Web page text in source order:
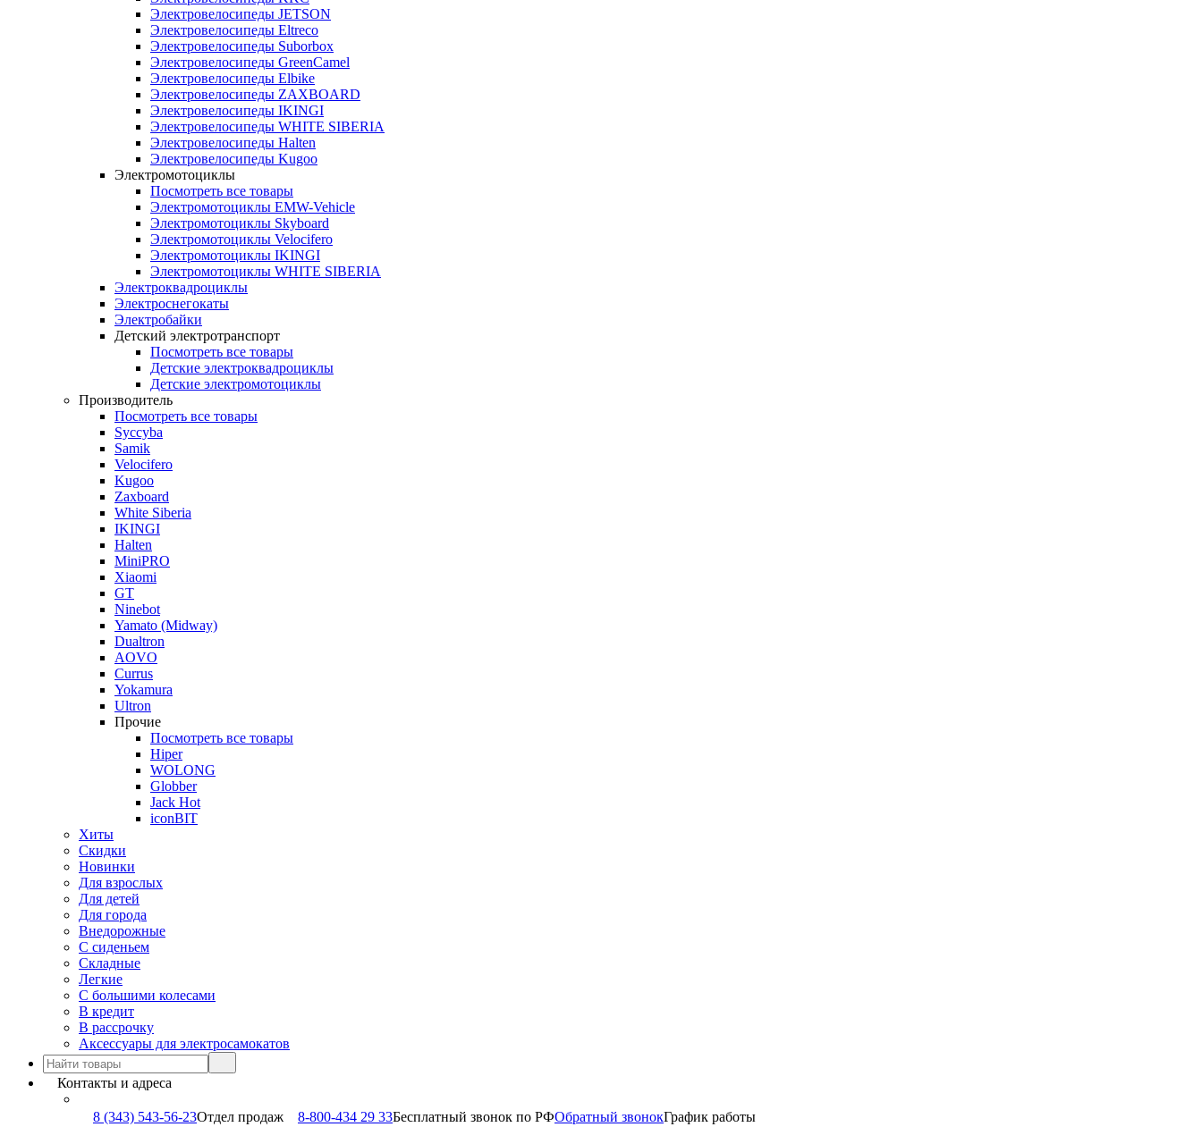
Электровелосипеды JETSON
Электровелосипеды Eltreco
Электровелосипеды Suborbox
Электровелосипеды GreenCamel
Электровелосипеды Elbike
Электровелосипеды ZAXBOARD
Электровелосипеды IKINGI
Электровелосипеды WHITE SIBERIA
Электровелосипеды Halten
Электровелосипеды Kugoo
Электромотоциклы
Посмотреть все товары
Электромотоциклы EMW-Vehicle
Электромотоциклы Skyboard
Электромотоциклы Velocifero
Электромотоциклы IKINGI
Электромотоциклы WHITE SIBERIA
Электроквадроциклы
Электроснегокаты
Электробайки
Детский электротранспорт
Посмотреть все товары
Детские электроквадроциклы
Детские электромотоциклы
Производитель
Посмотреть все товары
Syccyba
Samik
Velocifero
Kugoo
Zaxboard
White Siberia
IKINGI
Halten
MiniPRO
Xiaomi
GT
Ninebot
Yamato (Midway)
Dualtron
AOVO
Currus
Yokamura
Ultron
Прочие
Посмотреть все товары
Hiper
WOLONG
Globber
Jack Hot
iconBIT
Хиты
Скидки
Новинки
Для взрослых
Для детей
Для города
Внедорожные
С сиденьем
Складные
Легкие
С большими колесами
В кредит
В рассрочку
Аксессуары для электросамокатов
Контакты и адреса
8 (343) 543-56-23Отдел продаж 8-800-434 29 33Бесплатный звонок по РФОбратный звонокГрафик работы